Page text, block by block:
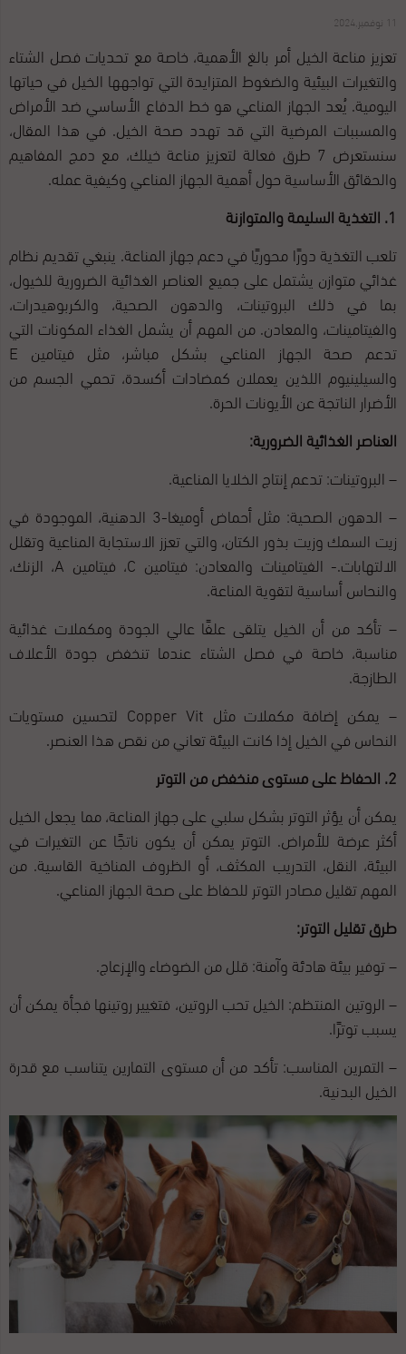
تعزيز مناعة الخيل أمر بالغ الأهمية، خاصة مع تحديات فصل الشتاء
والتغيرات البيئية والضغوط المتزايدة التي تواجهها الخيل في حياتها
اليومية. يُعد الجهاز المناعي هو خط الدفاع الأساسي ضد الأمراض
والمسببات المرضية التي قد تهدد صحة الخيل. في هذا المقال،
سنستعرض 7 طرق فعالة لتعزيز مناعة خيلك، مع دمج المفاهيم
والحقائق الأساسية حول أهمية الجهاز المناعي وكيفية عمله.
1. التغذية السليمة والمتوازنة
تلعب التغذية دورًا محوريًا في دعم جهاز المناعة. ينبغي تقديم نظام
غذائي متوازن يشتمل على جميع العناصر الغذائية الضرورية للخيول،
بما في ذلك البروتينات، والدهون الصحية، والكربوهيدرات،
والفيتامينات، والمعادن. من المهم أن يشمل الغذاء المكونات التي
تدعم صحة الجهاز المناعي بشكل مباشر، مثل فيتامين E
والسيلينيوم اللذين يعملان كمضادات أكسدة، تحمي الجسم من
الأضرار الناتجة عن الأيونات الحرة.
العناصر الغذائية الضرورية:
– البروتينات: تدعم إنتاج الخلايا المناعية.
– الدهون الصحية: مثل أحماض أوميغا-3 الدهنية، الموجودة في
زيت السمك وزيت بذور الكتان، والتي تعزز الاستجابة المناعية وتقلل
الالتهابات.- الفيتامينات والمعادن: فيتامين C، فيتامين A، الزنك،
والنحاس أساسية لتقوية المناعة.
– تأكد من أن الخيل يتلقى علفًا عالي الجودة ومكملات غذائية
مناسبة، خاصة في فصل الشتاء عندما تنخفض جودة الأعلاف
الطازجة.
– يمكن إضافة مكملات مثل Copper Vit لتحسين مستويات
النحاس في الخيل إذا كانت البيئة تعاني من نقص هذا العنصر.
2. الحفاظ على مستوى منخفض من التوتر
يمكن أن يؤثر التوتر بشكل سلبي على جهاز المناعة، مما يجعل الخيل
أكثر عرضة للأمراض. التوتر يمكن أن يكون ناتجًا عن التغيرات في
البيئة، النقل، التدريب المكثف، أو الظروف المناخية القاسية. من
المهم تقليل مصادر التوتر للحفاظ على صحة الجهاز المناعي.
طرق تقليل التوتر:
– توفير بيئة هادئة وآمنة: قلل من الضوضاء والإزعاج.
– الروتين المنتظم: الخيل تحب الروتين، فتغيير روتينها فجأة يمكن أن
يسبب توترًا.
– التمرين المناسب: تأكد من أن مستوى التمارين يتناسب مع قدرة
الخيل البدنية.